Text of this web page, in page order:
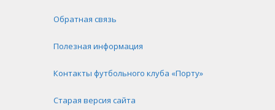
Обратная связь
Полезная информация
Контакты футбольного клуба «Порту»
Старая версия сайта